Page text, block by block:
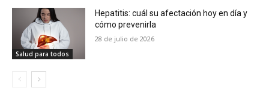
Salud para todos
Hepatitis: cuál su afectación hoy en día y
cómo prevenirla
28 de julio de 2026